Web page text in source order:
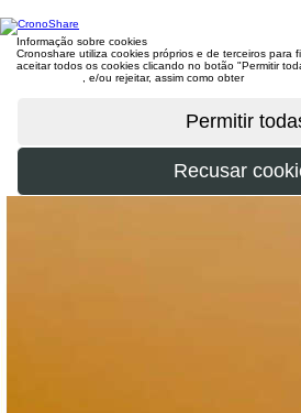
Informação sobre cookies
Cronoshare utiliza cookies próprios e de terceiros para
aceitar todos os cookies clicando no botão "Permitir
, e/ou rejeitar, assim como obter